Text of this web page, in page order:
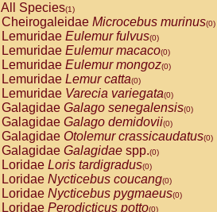
All Species(1)
Cheirogaleidae Microcebus murinus(0)
Lemuridae Eulemur fulvus(0)
Lemuridae Eulemur macaco(0)
Lemuridae Eulemur mongoz(0)
Lemuridae Lemur catta(0)
Lemuridae Varecia variegata(0)
Galagidae Galago senegalensis(0)
Galagidae Galago demidovii(0)
Galagidae Otolemur crassicaudatus(0)
Galagidae Galagidae spp.(0)
Loridae Loris tardigradus(0)
Loridae Nycticebus coucang(0)
Loridae Nycticebus pygmaeus(0)
Loridae Perodicticus potto(0)